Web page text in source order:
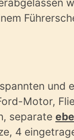
und
Motor,
separate
4